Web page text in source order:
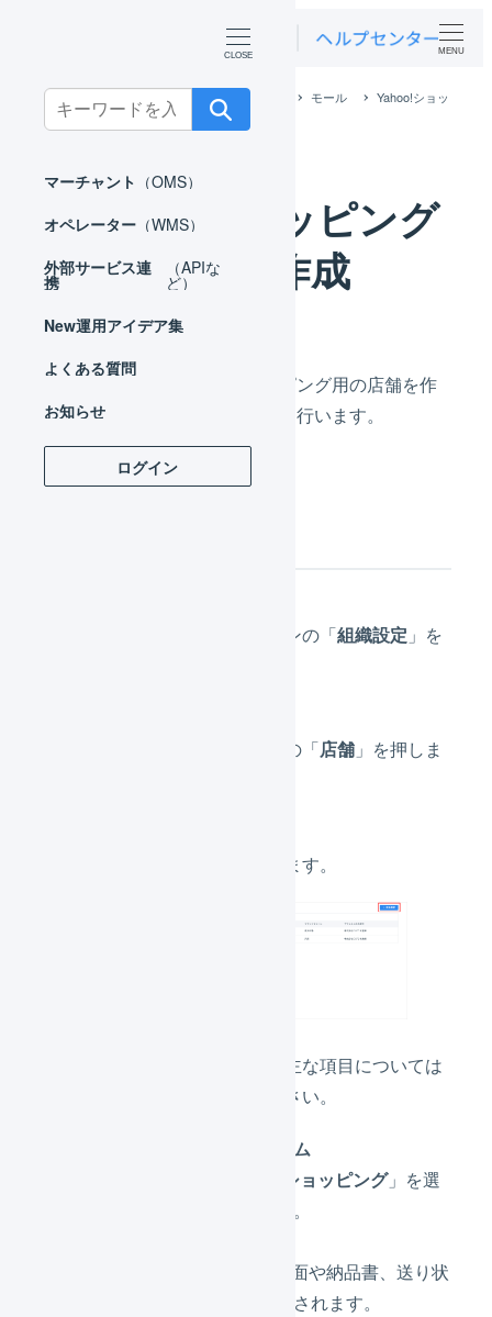
Search
for:
マーチャント （OMS）
オペレーター （WMS）
外部サービス連
携
（APIな
ど）
New運用アイデア集
よくある質問
お知らせ
ログイン
MENU
外部サービス連携（APIなど） モール
Yahoo!ショッ
ピング
Yahoo!ショッピング 店舗の作成
Yahoo!ショッピング
店舗の作成
LOGILESS上にYahoo!ショッピング用の店舗を作
成し、連携のための事前設定を行います。
メインナビゲーションの「組織設定 」を
サブナビゲーションの「店舗 」を押しま
」を押します。
各値を設定します。主な項目については
下記説明を参照ください。
プラットフォーム
Yahoo!ショッピング」を選
択してください。
LOGILESSの画面や納品書、送り状
の店舗名に使用されます。